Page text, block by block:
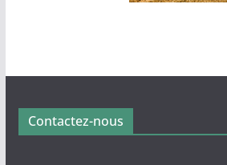
Contactez-nous